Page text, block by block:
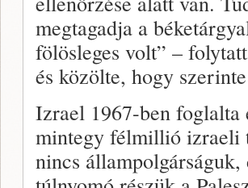
megtagadja a
fölösleges volt” –
és közölte, hogy
Izrael 1967-ben
mintegy félmillió izraeli
nincs